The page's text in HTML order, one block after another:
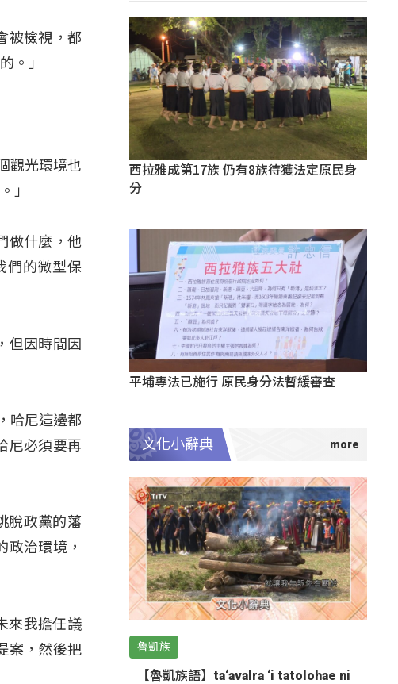
被檢視，都
。」
觀光環境也
」
做什麼，他
們的微型保
但因時間因
哈尼這邊都
尼必須要再
脫政黨的藩
治環境，
來我擔任議
案，然後把
西拉雅成第17族 仍有8族待獲法定原民身
分
平埔專法已施行 原民身分法暫緩審查
文化小辭典
魯凱族
【魯凱族語】ta‘avalra ‘i tatolohae ni